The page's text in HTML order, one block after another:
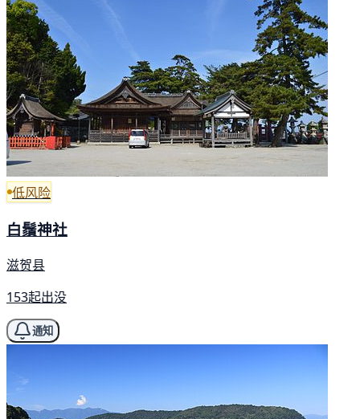
低风险
白鬚神社
滋贺县
153起出没
通知